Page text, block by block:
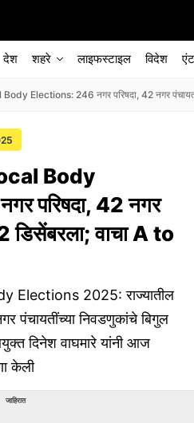
देश शहरे लाइफस्टाइल विदेश
Elections: 246 नगर परिषदा, 42 नगर
Body
परिषदा, 42 नगर
डिसेंबरला; वाचा A to
Elections 2025: राज्यातील
पंचायतींच्या निवडणुकांचे बिगुल
दिनेश वाघमारे यांनी आज
केली
जाहिरात